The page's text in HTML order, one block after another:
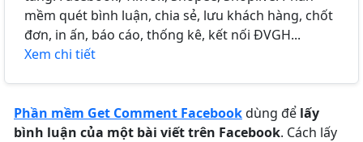
mềm quét bình luận, chia sẻ, lưu khách hàng, chốt
đơn, in ấn, báo cáo, thống kê, kết nối ĐVGH...
Xem chi tiết
Phần mềm Get Comment Facebookdùng để lấy
bình luận của một bài viết trên Facebook. Cách lấy